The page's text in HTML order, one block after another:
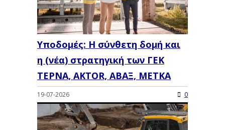
Υποδομές: Η σύνθετη δομή και
η (νέα) στρατηγική των ΓΕΚ
ΤΕΡΝΑ, AKTOR, ΑΒΑΞ, ΜΕΤΚΑ
19-07-2026 0